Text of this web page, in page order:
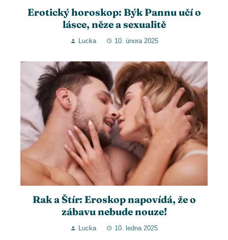
Erotický horoskop: Býk Pannu učí o
lásce, něze a sexualitě
Lucka 10. února 2025
Rak a Štír: Eroskop napovídá, že o
zábavu nebude nouze!
Lucka 10. ledna 2025